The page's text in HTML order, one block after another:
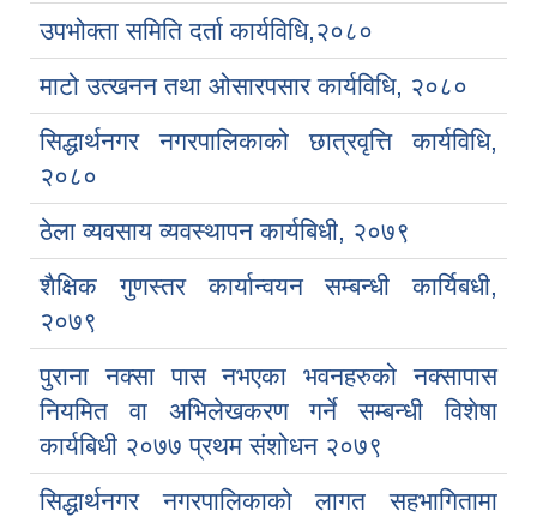
उपभोक्ता समिति दर्ता कार्यविधि,२०८०
माटो उत्खनन तथा ओसारपसार कार्यविधि, २०८०
सिद्धार्थनगर नगरपालिकाको छात्रवृत्ति कार्यविधि,
२०८०
ठेला व्यवसाय व्यवस्थापन कार्यबिधी, २०७९
शैक्षिक गुणस्तर कार्यान्वयन सम्बन्धी कार्यिबधी,
२०७९
पुराना नक्सा पास नभएका भवनहरुको नक्सापास
नियमित वा अभिलेखकरण गर्ने सम्बन्धी विशेषा
कार्यबिधी २०७७ प्रथम संशोधन २०७९
सिद्धार्थनगर नगरपालिकाको लागत सहभागितामा